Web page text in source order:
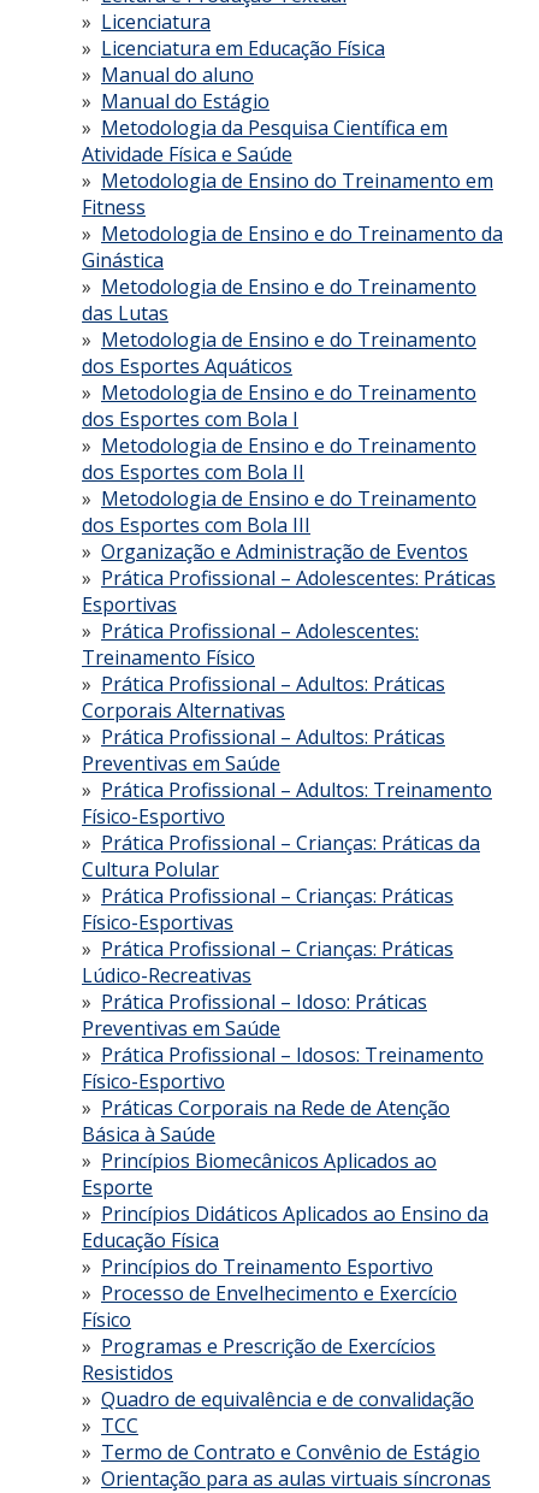
Licenciatura
Licenciatura em Educação Física
Manual do aluno
Manual do Estágio
Metodologia da Pesquisa Científica em
Atividade Física e Saúde
Metodologia de Ensino do Treinamento em
Fitness
Metodologia de Ensino e do Treinamento da
Ginástica
Metodologia de Ensino e do Treinamento
das Lutas
Metodologia de Ensino e do Treinamento
dos Esportes Aquáticos
Metodologia de Ensino e do Treinamento
dos Esportes com Bola I
Metodologia de Ensino e do Treinamento
dos Esportes com Bola II
Metodologia de Ensino e do Treinamento
dos Esportes com Bola III
Organização e Administração de Eventos
Prática Profissional – Adolescentes: Práticas
Esportivas
Prática Profissional – Adolescentes:
Treinamento Físico
Prática Profissional – Adultos: Práticas
Corporais Alternativas
Prática Profissional – Adultos: Práticas
Preventivas em Saúde
Prática Profissional – Adultos: Treinamento
Físico-Esportivo
Prática Profissional – Crianças: Práticas da
Cultura Polular
Prática Profissional – Crianças: Práticas
Físico-Esportivas
Prática Profissional – Crianças: Práticas
Lúdico-Recreativas
Prática Profissional – Idoso: Práticas
Preventivas em Saúde
Prática Profissional – Idosos: Treinamento
Físico-Esportivo
Práticas Corporais na Rede de Atenção
Básica à Saúde
Princípios Biomecânicos Aplicados ao
Esporte
Princípios Didáticos Aplicados ao Ensino da
Educação Física
Princípios do Treinamento Esportivo
Processo de Envelhecimento e Exercício
Físico
Programas e Prescrição de Exercícios
Resistidos
Quadro de equivalência e de convalidação
TCC
Termo de Contrato e Convênio de Estágio
Orientação para as aulas virtuais síncronas